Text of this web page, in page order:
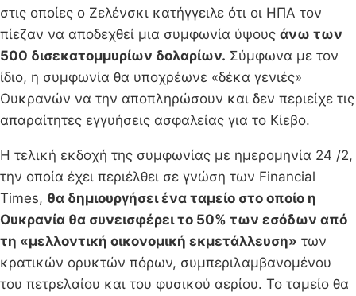
στις οποίες ο Ζελένσκι κατήγγειλε ότι οι ΗΠΑ τον
πίεζαν να αποδεχθεί μια συμφωνία ύψους άνω των
500 δισεκατομμυρίων δολαρίων. Σύμφωνα με τον
ίδιο, η συμφωνία θα υποχρέωνε «δέκα γενιές»
Ουκρανών να την αποπληρώσουν και δεν περιείχε τις
απαραίτητες εγγυήσεις ασφαλείας για το Κίεβο.
Η τελική εκδοχή της συμφωνίας με ημερομηνία 24 /2,
την οποία έχει περιέλθει σε γνώση των Financial
Times, θα δημιουργήσει ένα ταμείο στο οποίο η
Ουκρανία θα συνεισφέρει το 50% των εσόδων από
τη «μελλοντική οικονομική εκμετάλλευση» των
κρατικών ορυκτών πόρων, συμπεριλαμβανομένου
του πετρελαίου και του φυσικού αερίου. Το ταμείο θα